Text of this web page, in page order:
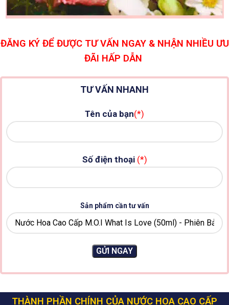
ĐĂNG KÝ ĐỂ ĐƯỢC TƯ VẤN NGAY & NHẬN NHIỀU ƯU
ĐÃI HẤP DẪN
TƯ VẤN NHANH
Tên của bạn(*)
Số điện thoại (*)
Sản phẩm cần tư vấn
THÀNH PHẦN CHÍNH CỦA NƯỚC HOA CAO CẤP